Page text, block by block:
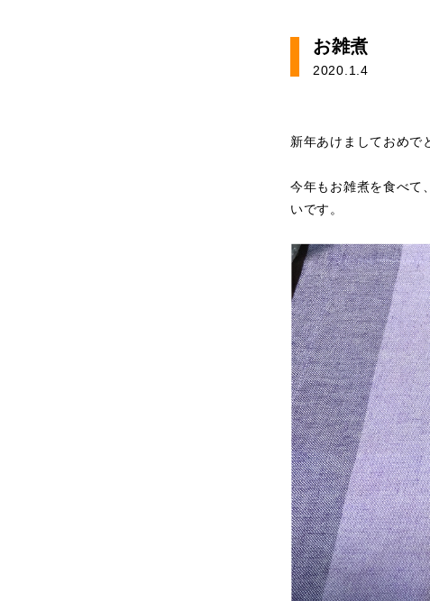
お雑煮
2020.1.4
新年あけましておめで
今年もお雑煮を食べて
いです。